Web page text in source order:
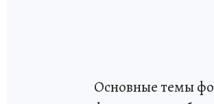
Основные темы